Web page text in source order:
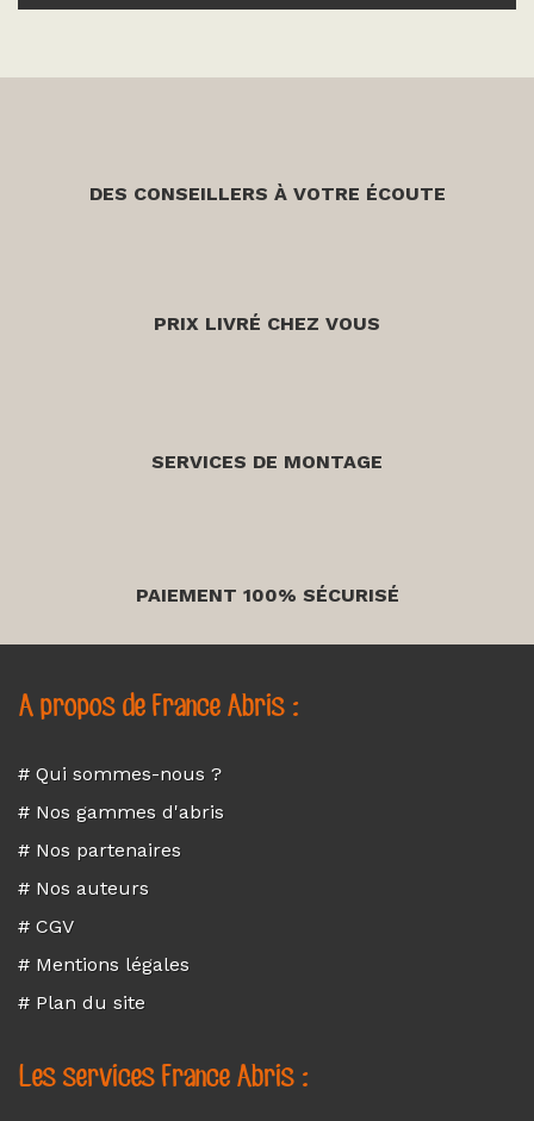
DES CONSEILLERS À VOTRE ÉCOUTE
PRIX LIVRÉ CHEZ VOUS
SERVICES DE MONTAGE
PAIEMENT 100% SÉCURISÉ
A propos de France Abris :
# Qui sommes-nous ?
# Nos gammes d'abris
# Nos partenaires
# Nos auteurs
# CGV
# Mentions légales
# Plan du site
Les services France Abris :